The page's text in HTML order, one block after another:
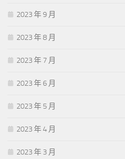
2023 年 9 月
2023 年 8 月
2023 年 7 月
2023 年 6 月
2023 年 5 月
2023 年 4 月
2023 年 3 月